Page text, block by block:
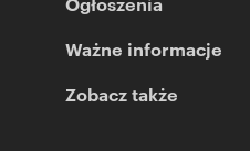
Ważne informacje
Zobacz także